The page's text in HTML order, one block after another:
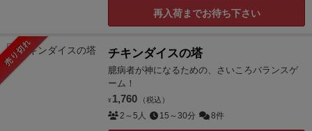
再入荷までお待ち下さい
売り切れ チキンダイスの塔
臆病者が神になるための、さいころバランスゲ
ーム！
¥ 1,760 （税込）
2～5人 15～30分 8件